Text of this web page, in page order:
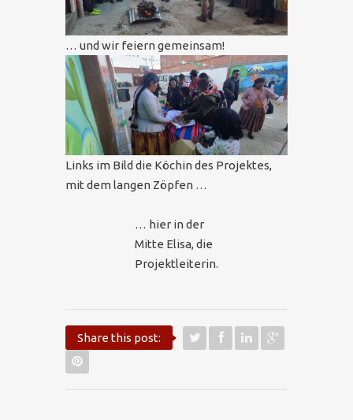
… und wir feiern gemeinsam!
Links im Bild die Köchin des Projektes,
mit dem langen Zöpfen …
… hier in der
Mitte Elisa, die
Projektleiterin.
Share this post: